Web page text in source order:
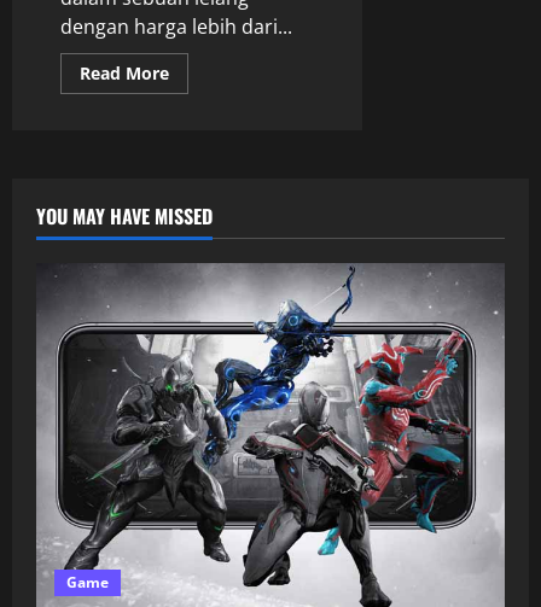
dengan harga lebih dari...
Read More
YOU MAY HAVE MISSED
Game